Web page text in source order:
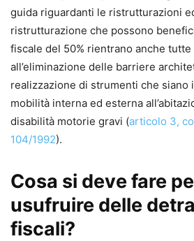
guida riguardanti le ristrutturazioni
ristrutturazione che possono
fiscale del 50% rientrano anche
all’eliminazione delle barriere
realizzazione di strumenti che siano
mobilità interna ed esterna
disabilità motorie gravi (articolo 3,
104/1992).
Cosa si deve fare
usufruire delle
fiscali?